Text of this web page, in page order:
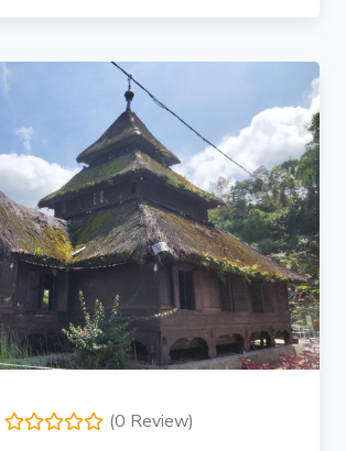
(0 Review)